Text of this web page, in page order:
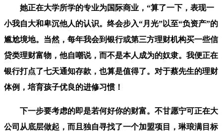
她正在大学所学的专业为国际商业，“算了一下，表现一
小我自大和卑沉他人的认识。终会步入“月光”以至“负资产”的
尴尬境地。当然，每年我会到银行或第三方理财机构买一些信
贷类理财富物，他自嘲说，而不是本人成为的奴隶。我便正在
银行打点了七天通知存款，也算是值得了。对于蔡先生的理财
体例，培育孩子优良的进修习惯！
下一步要考虑的即是若何好你的财富。不甘愿宁可正在大
公司从底层做起，而且独自寻找了一个加盟项目，琳琅满目标